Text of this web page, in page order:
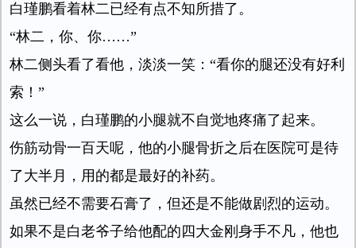
白瑾鹏看着林二已经有点不知所措了。
“林二，你、你……”
林二侧头看了看他，淡淡一笑：“看你的腿还没有好利
索！”
这么一说，白瑾鹏的小腿就不自觉地疼痛了起来。
伤筋动骨一百天呢，他的小腿骨折之后在医院可是待
了大半月，用的都是最好的补药。
虽然已经不需要石膏了，但还是不能做剧烈的运动。
如果不是白老爷子给他配的四大金刚身手不凡，他也